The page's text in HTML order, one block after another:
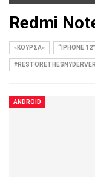
Redmi
«ΚΟΎΡΣΑ» “IPHONE 12”
ANDROID